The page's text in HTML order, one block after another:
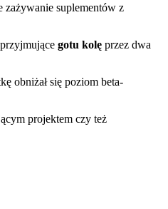
zażywanie suplementów z
gotu kolę przez dwa
obniżał się poziom beta-
projektem czy też